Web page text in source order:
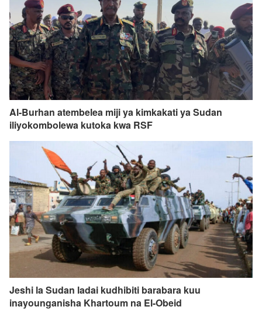
Al-Burhan atembelea miji ya kimkakati ya Sudan
iliyokombolewa kutoka kwa RSF
Jeshi la Sudan ladai kudhibiti barabara kuu
inayounganisha Khartoum na El-Obeid